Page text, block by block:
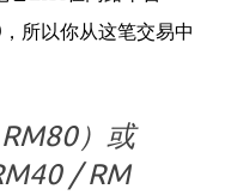
所以你从这笔交易中
）或
/ RM